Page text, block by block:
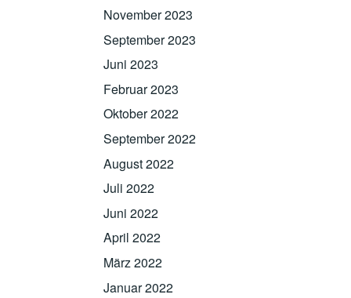
November 2023
September 2023
Juni 2023
Februar 2023
Oktober 2022
September 2022
August 2022
Juli 2022
Juni 2022
April 2022
März 2022
Januar 2022